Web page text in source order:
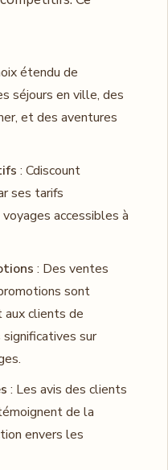
étendu de
séjours en ville, des
et des aventures
: Cdiscount
ses tarifs
accessibles à
: Des ventes
sont
clients de
sur
: Les avis des clients
de la
envers les